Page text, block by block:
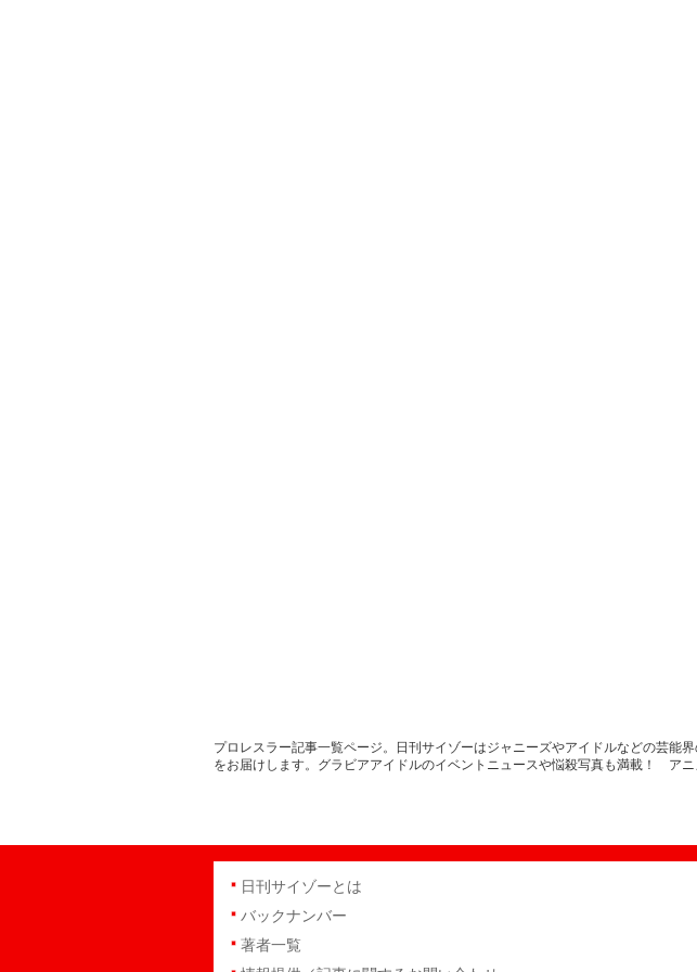
プロレスラー記事一覧ページ。日刊サイゾーはジャニーズやアイドルなどの芸能
をお届けします。グラビアアイドルのイベントニュースや悩殺写真も満載！ ア
日刊サイゾーとは
バックナンバー
著者一覧